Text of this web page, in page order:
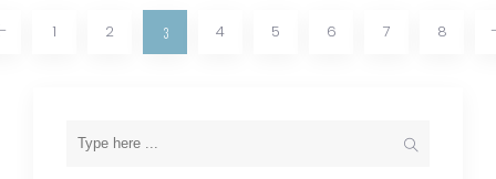
1 2 3 4 5 6 7 8